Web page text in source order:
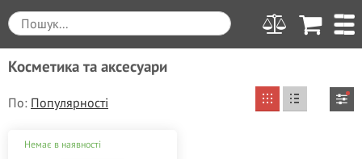
Косметика та аксесуари
По:
Ви вибрали
Немає в наявності